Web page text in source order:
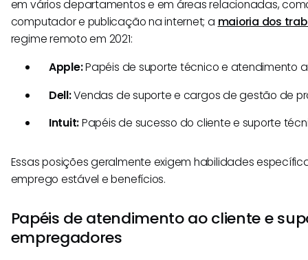
em vários departamentos e em áreas relacionadas,
computador e publicação na internet; a maioria dos
regime remoto em 2021:
Apple:Papéis de suporte técnico e atendimento
Dell:Vendas de suporte e cargos de gestão de
Intuit:Papéis de sucesso do cliente e suporte
Essas posições geralmente exigem habilidades
emprego estável e benefícios.
Papéis de atendimento ao cliente e
empregadores